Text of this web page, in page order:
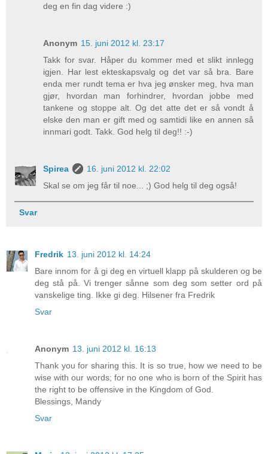
deg en fin dag videre :)
Anonym 15. juni 2012 kl. 23:17
Takk for svar. Håper du kommer med et slikt innlegg
igjen. Har lest ekteskapsvalg og det var så bra. Bare
enda mer rundt tema er hva jeg ønsker meg, hva man
gjør, hvordan man forhindrer, hvordan jobbe med
tankene og stoppe alt. Og det atte det er så vondt å
elske den man er gift med og samtidi like en annen så
innmari godt. Takk. God helg til deg!! :-)
Spirea
16. juni 2012 kl. 22:02
Skal se om jeg får til noe... ;) God helg til deg også!
Svar
Fredrik 13. juni 2012 kl. 14:24
Bare innom for å gi deg en virtuell klapp på skulderen og be
deg stå på. Vi trenger sånne som deg som setter ord på
vanskelige ting. Ikke gi deg. Hilsener fra Fredrik
Svar
Anonym 13. juni 2012 kl. 16:13
Thank you for sharing this. It is so true, how we need to be
wise with our words; for no one who is born of the Spirit has
the right to be offensive in the Kingdom of God.
Blessings, Mandy
Svar